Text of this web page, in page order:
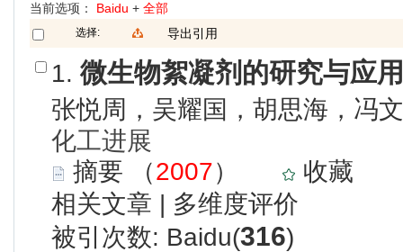
当前选项： Baidu + 全部
选择: 导出引用
1. 微生物絮凝剂的研究与应
张悦周，吴耀国，胡思海，冯
化工进展
摘要 （2007）
收藏
相关文章 | 多维度评价
被引次数: Baidu(316)